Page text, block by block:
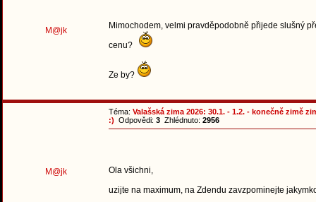
M@jk
Mimochodem, velmi pravděpodobně přijede slušný
cenu?
Ze by?
M@jk
Téma: Valašská zima 2026: 30.1. - 1.2. - konečně zimě
:) Odpovědi: 3 Zhlédnuto: 2956
Ola všichni,
uzijte na maximum, na Zdendu zavzpominejte